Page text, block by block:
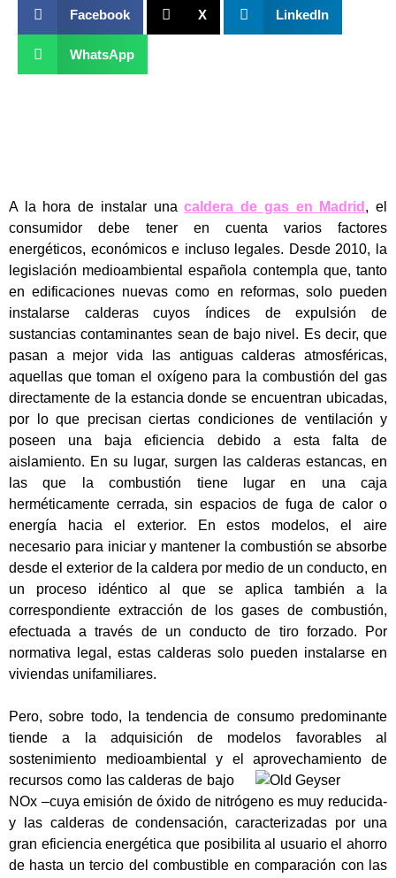
Facebook X LinkedIn
WhatsApp
A la hora de instalar unacaldera de gas en Madrid , el
consumidor debe tener en cuenta varios factores
energéticos, económicos e incluso legales. Desde 2010, la
legislación medioambiental española contempla que, tanto
en edificaciones nuevas como en reformas, solo pueden
instalarse calderas cuyos índices de expulsión de
sustancias contaminantes sean de bajo nivel. Es decir, que
pasan a mejor vida las antiguas calderas atmosféricas,
aquellas que toman el oxígeno para la combustión del gas
directamente de la estancia donde se encuentran ubicadas,
por lo que precisan ciertas condiciones de ventilación y
poseen una baja eficiencia debido a esta falta de
aislamiento. En su lugar, surgen las calderas estancas, en
las que la combustión tiene lugar en una caja
herméticamente cerrada, sin espacios de fuga de calor o
energía hacia el exterior. En estos modelos, el aire
necesario para iniciar y mantener la combustión se absorbe
desde el exterior de la caldera por medio de un conducto, en
un proceso idéntico al que se aplica también a la
correspondiente extracción de los gases de combustión,
efectuada a través de un conducto de tiro forzado. Por
normativa legal, estas calderas solo pueden instalarse en
viviendas unifamiliares.
Pero, sobre todo, la tendencia de consumo predominante
tiende a la adquisición de modelos favorables al
sostenimiento medioambiental y el aprovechamiento de
recursos como las calderas de bajo
NOx –cuya emisión de óxido de nitrógeno es muy reducida-
y las calderas de condensación, caracterizadas por una
gran eficiencia energética que posibilita al usuario el ahorro
de hasta un tercio del combustible en comparación con las